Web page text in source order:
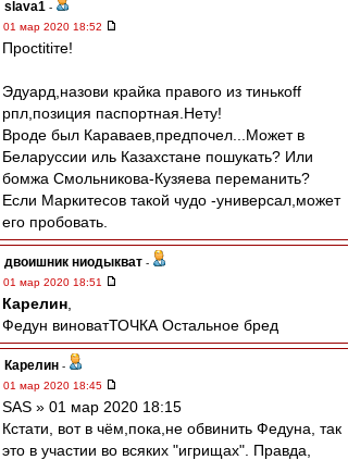
slava1 -
01 мар 2020 18:52
Просtitiте!
Эдуард,назови крайка правого из тинькоff
рпл,позиция паспортная.Нету!
Вроде был Караваев,предпочел...Может в
Беларуссии иль Казахстане пошукать? Или
бомжа Смольникова-Кузяева переманить?
Если Маркитесов такой чудо -универсал,может
его пробовать.
двоишник ниодыкват -
01 мар 2020 18:51
Карелин
Федун виноватТОЧКА Остальное бред
Карелин -
01 мар 2020 18:45
SAS » 01 мар 2020 18:15
Кстати, вот в чём,пока,не обвинить Федуна, так
это в участии во всяких "игрищах". Правда,